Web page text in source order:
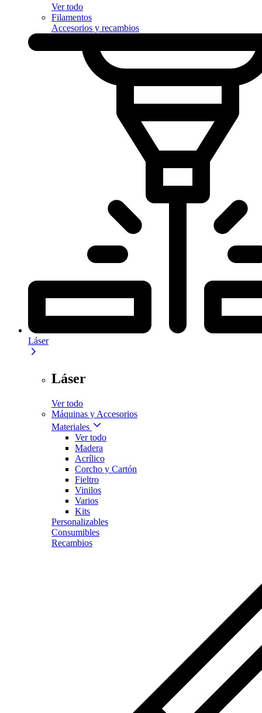
Ver todo
Filamentos
Accesorios y recambios
Láser
Láser
Ver todo
Máquinas y Accesorios
Materiales
Ver todo
Madera
Acrílico
Corcho y Cartón
Fieltro
Vinilos
Varios
Kits
Personalizables
Consumibles
Recambios